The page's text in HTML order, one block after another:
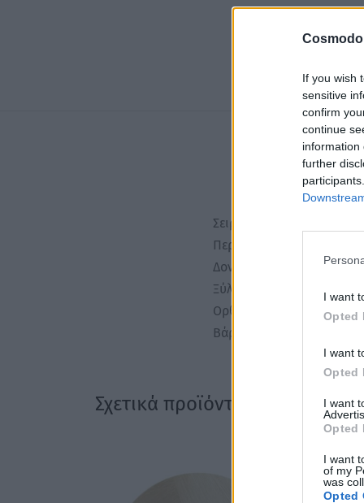
If you wish
sensitive
confirm
continue
information
further
I want
Opted
I want
Opted
I want
Opted
I want
of my
was
Opted
Σειρά:PREMIERE
Περιγραφή:
Δοντάκια & βάση
Ξύλινη πλακέ λαβή.
Ορθογώνιο σχήμα.
Βάρος:50gr/τεμ
Σχετικά προϊόντα